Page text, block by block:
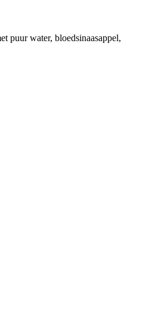
puur water, bloedsinaasappel,